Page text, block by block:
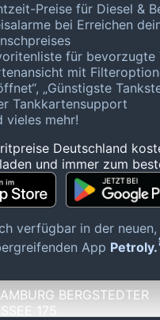
Preise für Diesel &
bei Erreichen
für bevorzugte
mit
„Günstigste
Tankkartensupport
vieles mehr!
Deutschland
und immer zum
verfügbar in der neuen,
App Petroly.
BERGSTEDTER
175